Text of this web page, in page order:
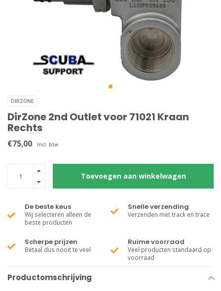
DIRZONE
DirZone 2nd Outlet voor 71021 Kraan
Rechts
€75,00 Incl. btw
Toevoegen aan winkelwagen
De beste keus
Wij selecteren alleen de
beste producten
Snelle verzending
Verzenden met track en trace
Scherpe prijzen
Betaal dus nooit te veel
Ruime voorraad
Veel producten standaard op
voorraad
Productomschrijving